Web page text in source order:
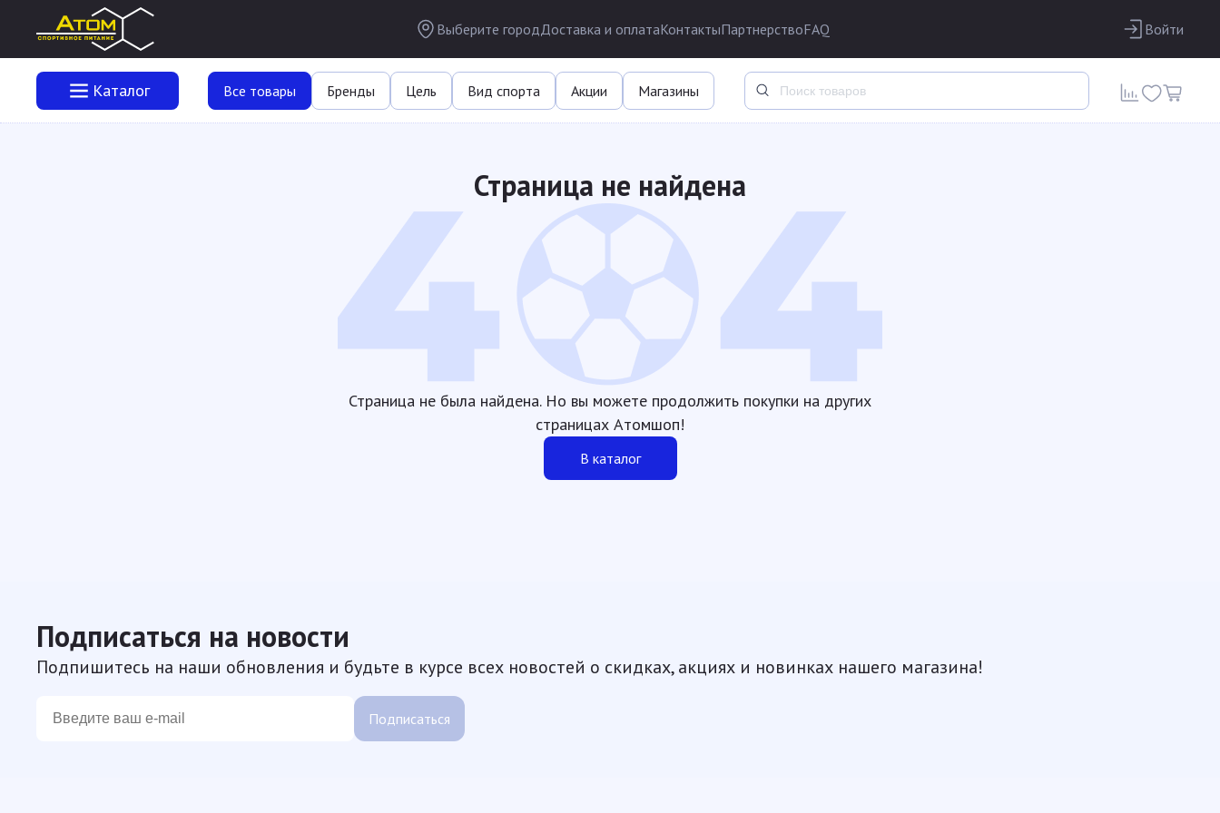
Выберите городДоставка и оплатаКонтактыПартнерствоFAQ Войти
Каталог Все товары Бренды Цель Вид спорта Акции Магазины
Страница не найдена
Страница не была найдена. Но вы можете продолжить покупки на других
страницах Атомшоп!
В каталог
Подписаться на новости
Подпишитесь на наши обновления и будьте в курсе всех новостей о скидках, акциях и новинках нашего магазина!
Подписаться